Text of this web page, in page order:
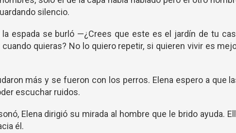
silencio.
la espada se burló —¿Crees que este es el jardín de tu
quieras? No lo quiero repetir, si quieren vivir es
más y se fueron con los perros. Elena espero a que
escuchar ruidos.
Elena dirigió su mirada al hombre que le brido ayuda.
él.